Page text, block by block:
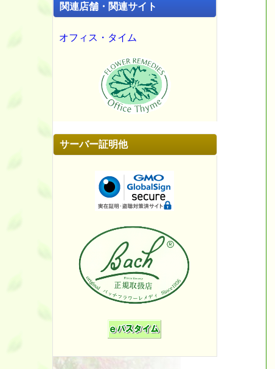
関連店舗・関連サイト
オフィス・タイム
サーバー証明他